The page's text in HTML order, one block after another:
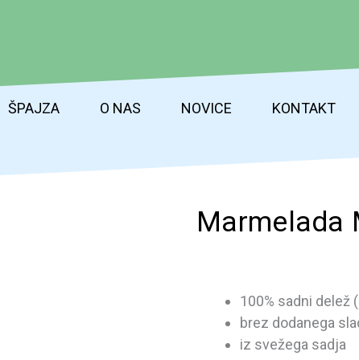
ŠPAJZA O NAS NOVICE KONTAKT
Marmelada
100% sadni delež
brez dodanega
iz svežega sadja